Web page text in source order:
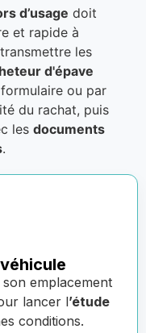
d’usage doit
et rapide à
les
d'épave
ou par
du rachat, puis
lesdocuments
.
son emplacement
lancer l’étude
conditions.